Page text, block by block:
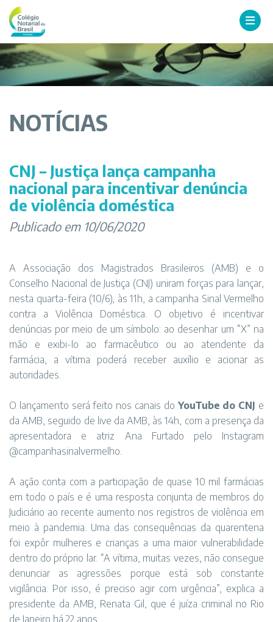
NOTÍCIAS
CNJ – Justiça lança campanha
nacional para incentivar denúncia
de violência doméstica
Publicado em 10/06/2020
A Associação dos Magistrados Brasileiros (AMB) e o
Conselho Nacional de Justiça (CNJ) uniram forças para lançar,
nesta quarta-feira (10/6), às 11h, a campanha Sinal Vermelho
contra a Violência Doméstica. O objetivo é incentivar
denúncias por meio de um símbolo: ao desenhar um “X” na
mão e exibi-lo ao farmacêutico ou ao atendente da
farmácia, a vítima poderá receber auxílio e acionar as
autoridades.
O lançamento será feito nos canais do YouTube do CNJ e
da AMB, seguido de live da AMB, às 14h, com a presença da
apresentadora e atriz Ana Furtado pelo Instagram
@campanhasinalvermelho.
A ação conta com a participação de quase 10 mil farmácias
em todo o país e é uma resposta conjunta de membros do
Judiciário ao recente aumento nos registros de violência em
meio à pandemia. Uma das consequências da quarentena
foi expôr mulheres e crianças a uma maior vulnerabilidade
dentro do próprio lar. “A vítima, muitas vezes, não consegue
denunciar as agressões porque está sob constante
vigilância. Por isso, é preciso agir com urgência”, explica a
presidente da AMB, Renata Gil, que é juíza criminal no Rio
de Janeiro há 22 anos.